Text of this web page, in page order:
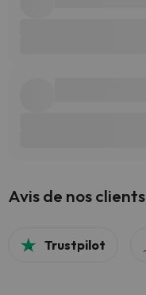
Avis de nos clients
Trustpilot